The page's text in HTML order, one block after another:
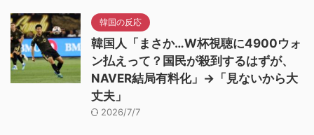
韓国の反応
韓国人「まさか…W杯視聴に4900ウォ
ン払えって？国民が殺到するはずが、
NAVER結局有料化」→「見ないから大
丈夫」
2026/7/7